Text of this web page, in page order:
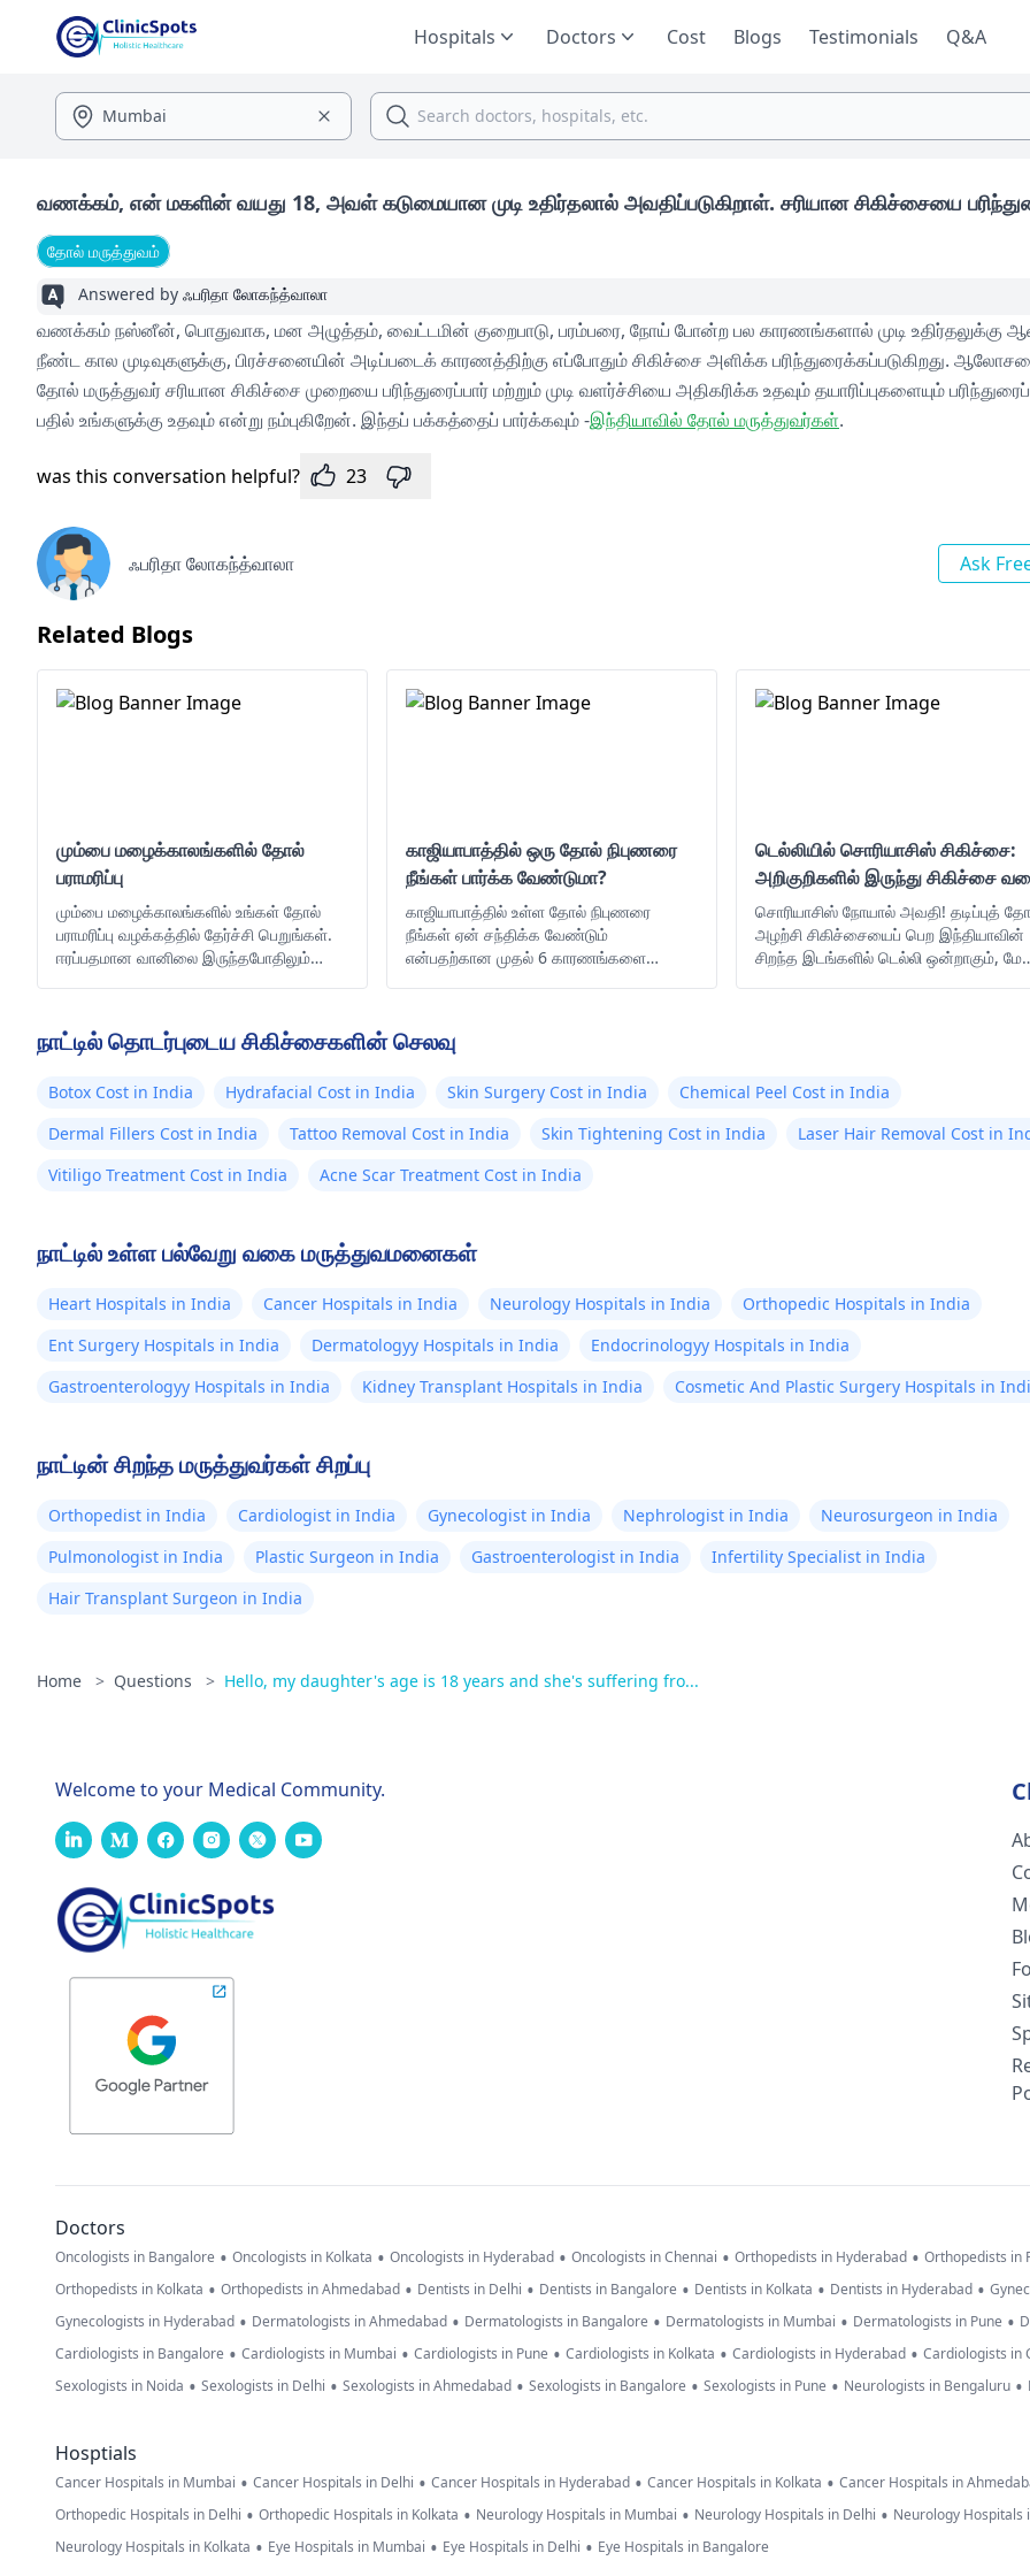
Hospitals Doctors Cost Blogs Testimonials Q&A
வணக்கம், என் மகளின் வயது 18, அவள் கடுமையான முடி உதிர்தலால் அவதிப்படுகிறாள். சரியான சிகிச்சையை
தோல் மருத்துவம்
Answered by ஃபரிதா லோகந்த்வாலா
வணக்கம் நஸ்னீன், பொதுவாக, மன அழுத்தம், வைட்டமின் குறைபாடு, பரம்பரை, நோய் போன்ற பல காரணங்களால் முடி உதிர்தலுக்கு
நீண்ட கால முடிவுகளுக்கு, பிரச்சனையின் அடிப்படைக் காரணத்திற்கு எப்போதும் சிகிச்சை அளிக்க பரிந்துரைக்கப்படுகிறது.
தோல் மருத்துவர் சரியான சிகிச்சை முறையை பரிந்துரைப்பார் மற்றும் முடி வளர்ச்சியை அதிகரிக்க உதவும் தயாரிப்புகளையும்
பதில் உங்களுக்கு உதவும் என்று நம்புகிறேன். இந்தப் பக்கத்தைப் பார்க்கவும் -இந்தியாவில் தோல் மருத்துவர்கள்.
was this conversation helpful? 23
ஃபரிதா லோகந்த்வாலா Ask
Related Blogs
மும்பை மழைக்காலங்களில் தோல்
பராமரிப்பு
மும்பை மழைக்காலங்களில் உங்கள் தோல்
பராமரிப்பு வழக்கத்தில் தேர்ச்சி பெறுங்கள்.
ஈரப்பதமான வானிலை இருந்தபோதிலும்
உதவிக்குறிப்புகள், தயாரிப்புகள் மற்றும்
பழக்கவழக்கங்களைப் பற்றி அறிக.
காஜியாபாத்தில் ஒரு தோல் நிபுணரை
நீங்கள் பார்க்க வேண்டுமா?
காஜியாபாத்தில் உள்ள தோல் நிபுணரை
நீங்கள் ஏன் சந்திக்க வேண்டும்
என்பதற்கான முதல் 6 காரணங்களை
டெல்லியில் சொரியாசிஸ் சிகிச்சை:
அறிகுறிகளில் இருந்து சிகிச்சை
சொரியாசிஸ் நோயால் அவதி! தடிப்புத்
அழற்சி சிகிச்சையைப் பெற இந்தியாவின்
சிறந்த இடங்களில் டெல்லி ஒன்றாகும்,
நாட்டில் தொடர்புடைய சிகிச்சைகளின் செலவு
Botox Cost in India Hydrafacial Cost in India Skin Surgery Cost in India
Chemical Peel Cost in India
Dermal Fillers Cost in India
Tattoo Removal Cost in India Skin Tightening Cost in India
Laser Hair Removal Cost in
Vitiligo Treatment Cost in India
Acne Scar Treatment Cost in India
நாட்டில் உள்ள பல்வேறு வகை மருத்துவமனைகள்
Heart Hospitals in India Cancer Hospitals in India Neurology Hospitals in India
Orthopedic Hospitals in India
Ent Surgery Hospitals in India
Dermatologyy Hospitals in India
Endocrinologyy Hospitals in India
Gastroenterologyy Hospitals in India
Kidney Transplant Hospitals in India Cosmetic And Plastic Surgery Hospitals in
நாட்டின் சிறந்த மருத்துவர்கள் சிறப்பு
Orthopedist in India Cardiologist in India Gynecologist in India Nephrologist in India
Neurosurgeon in India
Pulmonologist in India
Plastic Surgeon in India Gastroenterologist in India
Infertility Specialist in India
Hair Transplant Surgeon in India
Home > Questions > Hello, my daughter's age is 18 years and she's suffering fro...
Welcome to your Medical Community.
Doctors
Oncologists in Bangalore • Oncologists in Kolkata • Oncologists in Hyderabad • Oncologists in Chennai • Orthopedists in Hyderabad • Orthopedists in
Orthopedists in Kolkata • Orthopedists in Ahmedabad • Dentists in Delhi • Dentists in Bangalore • Dentists in Kolkata • Dentists in Hyderabad •
Gynecologists in Hyderabad • Dermatologists in Ahmedabad • Dermatologists in Bangalore • Dermatologists in Mumbai • Dermatologists in Pune •
Cardiologists in Bangalore • Cardiologists in Mumbai • Cardiologists in Pune • Cardiologists in Kolkata • Cardiologists in Hyderabad • Cardiologists in
Sexologists in Noida • Sexologists in Delhi • Sexologists in Ahmedabad • Sexologists in Bangalore • Sexologists in Pune • Neurologists in Bengaluru •
Hosptials
Cancer Hospitals in Mumbai • Cancer Hospitals in Delhi • Cancer Hospitals in Hyderabad • Cancer Hospitals in Kolkata • Cancer Hospitals in
Orthopedic Hospitals in Delhi • Orthopedic Hospitals in Kolkata • Neurology Hospitals in Mumbai • Neurology Hospitals in Delhi • Neurology Hospitals
Neurology Hospitals in Kolkata • Eye Hospitals in Mumbai • Eye Hospitals in Delhi • Eye Hospitals in Bangalore